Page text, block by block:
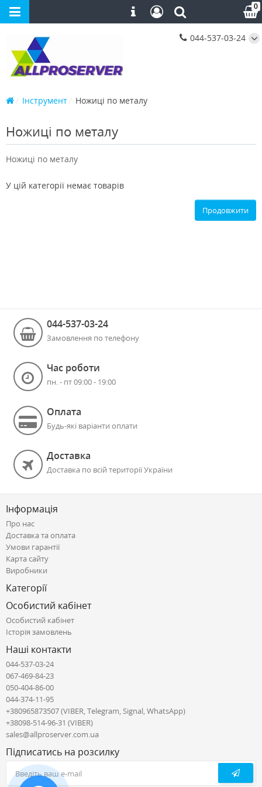
044-537-03-24
0
Інструмент Ножиці по металу
Ножиці по металу
Ножиці по металу
У цій категорії немає товарів
Продовжити
044-537-03-24
Замовлення по телефону
Час роботи
пн. - пт 09:00 - 19:00
Оплата
Будь-які варіанти оплати
Доставка
Доставка по всій території України
Інформація
Про нас
Доставка та оплата
Умови гарантії
Карта сайту
Виробники
Категорії
Особистий кабінет
Особистий кабінет
Історія замовлень
Наші контакти
044-537-03-24
067-469-84-23
050-404-86-00
044-374-11-95
+380965873507 (VIBER, Telegram, Signal, WhatsApp)
+38098-514-96-31 (VIBER)
sales@allproserver.com.ua
Підписатись на розсилку